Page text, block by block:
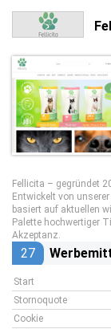
Fellicita – gegründet
Entwickelt von
basiert auf aktuellen
Palette hochwertiger
Akzeptanz.
27
Start
Stornoquote
Cookie